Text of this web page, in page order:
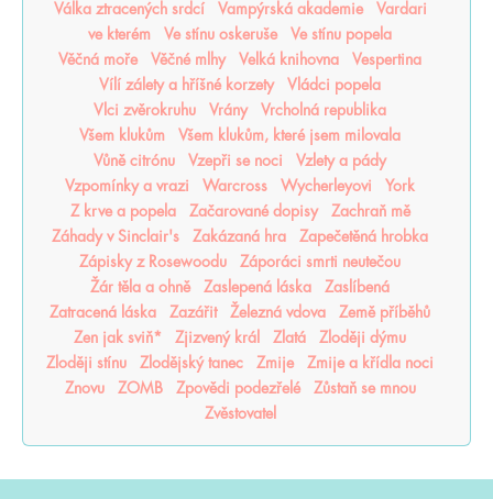
Válka ztracených srdcí
Vampýrská akademie
Vardari
ve kterém
Ve stínu oskeruše
Ve stínu popela
Věčná moře
Věčné mlhy Velká knihovna
Vespertina
Vílí zálety a hříšné korzety
Vládci popela
Vlci zvěrokruhu
Vrány
Vrcholná republika
Všem klukům
Všem klukům, které jsem milovala
Vůně citrónu
Vzepři se noci
Vzlety a pády
Vzpomínky a vrazi
Warcross Wycherleyovi
York
Z krve a popela
Začarované dopisy
Zachraň mě
Záhady v Sinclair's
Zakázaná hra
Zapečetěná hrobka
Zápisky z Rosewoodu
Záporáci smrti neutečou
Žár těla a ohně
Zaslepená láska
Zaslíbená
Zatracená láska
Zazářit Železná vdova
Země příběhů
Zen jak sviň*
Zjizvený král Zlatá
Zloději dýmu
Zloději stínu
Zlodějský tanec Zmije
Zmije a křídla noci
Znovu
ZOMB Zpovědi podezřelé
Zůstaň se mnou
Zvěstovatel